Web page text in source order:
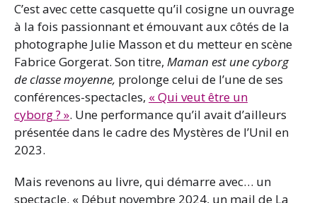
C’est avec cette casquette qu’il cosigne un ouvrage
à la fois passionnant et émouvant aux côtés de la
photographe Julie Masson et du metteur en scène
Fabrice Gorgerat. Son titre, Maman est une cyborg
de classe moyenne, prolonge celui de l’une de ses
conférences-spectacles, « Qui veut être un
cyborg ? ». Une performance qu’il avait d’ailleurs
présentée dans le cadre des Mystères de l’Unil en
2023.
Mais revenons au livre, qui démarre avec… un
spectacle. « Début novembre 2024, un mail de La